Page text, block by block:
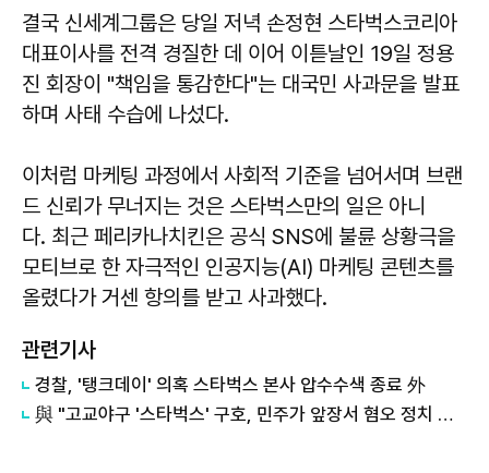
결국 신세계그룹은 당일 저녁 손정현 스타벅스코리아
대표이사를 전격 경질한 데 이어 이튿날인 19일 정용
진 회장이 "책임을 통감한다"는 대국민 사과문을 발표
하며 사태 수습에 나섰다.
이처럼 마케팅 과정에서 사회적 기준을 넘어서며 브랜
드 신뢰가 무너지는 것은 스타벅스만의 일은 아니
다. 최근 페리카나치킨은 공식 SNS에 불륜 상황극을
모티브로 한 자극적인 인공지능(AI) 마케팅 콘텐츠를
올렸다가 거센 항의를 받고 사과했다.
관련기사
경찰, '탱크데이' 의혹 스타벅스 본사 압수수색 종료 外
與 "고교야구 '스타벅스' 구호, 민주가 앞장서 혐오 정치 끝낼 것"